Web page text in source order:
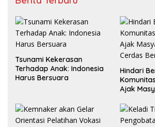
Tsunami Kekerasan
Terhadap Anak: Indonesia
Harus Bersuara
Hindari
Ajak